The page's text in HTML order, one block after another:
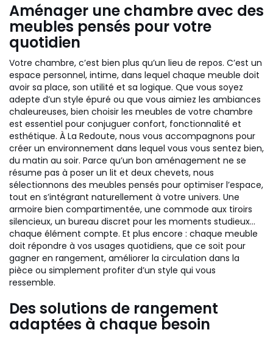
Aménager une chambre avec des
meubles pensés pour votre
quotidien
Votre chambre, c’est bien plus qu’un lieu de repos. C’est un
espace personnel, intime, dans lequel chaque meuble doit
avoir sa place, son utilité et sa logique. Que vous soyez
adepte d’un style épuré ou que vous aimiez les ambiances
chaleureuses, bien choisir les meubles de votre chambre
est essentiel pour conjuguer confort, fonctionnalité et
esthétique. À La Redoute, nous vous accompagnons pour
créer un environnement dans lequel vous vous sentez bien,
du matin au soir. Parce qu’un bon aménagement ne se
résume pas à poser un lit et deux chevets, nous
sélectionnons des meubles pensés pour optimiser l’espace,
tout en s’intégrant naturellement à votre univers. Une
armoire bien compartimentée, une commode aux tiroirs
silencieux, un bureau discret pour les moments studieux…
chaque élément compte. Et plus encore : chaque meuble
doit répondre à vos usages quotidiens, que ce soit pour
gagner en rangement, améliorer la circulation dans la
pièce ou simplement profiter d’un style qui vous
ressemble.
Des solutions de rangement
adaptées à chaque besoin